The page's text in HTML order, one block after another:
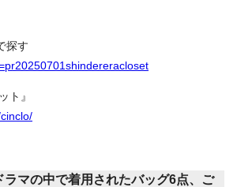
探す
ト』
ラマの中で着用されたバッグ6点、ご